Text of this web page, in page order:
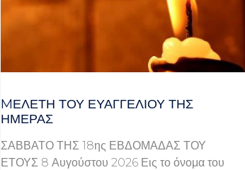
MΕΛΈΤΗ ΤΟΥ ΕΥΑΓΓΕΛΊΟΥ ΤΗΣ
ΗΜΈΡΑΣ
ΣΑΒΒΑΤΟ ΤΗΣ 18ης ΕΒΔΟΜΑΔΑΣ ΤΟΥ
ΕΤΟΥΣ 8 Αυγούστου 2026 Εις το όνομα του